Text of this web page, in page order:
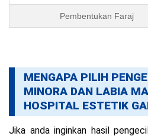
Pembentukan Faraj
MENGAPA PILIH
MINORA DAN LABIA
HOSPITAL ESTETIK
Jika anda inginkan hasil